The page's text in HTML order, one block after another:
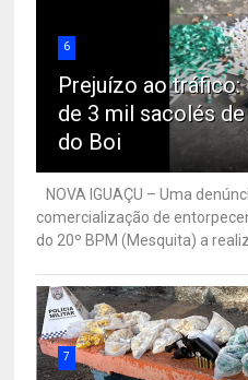
6
Prejuízo ao tráfico:
de 3 mil sacolés
do Boi
NOVA IGUAÇU – Uma
comercialização de
do 20º BPM (Mesquita) a
7